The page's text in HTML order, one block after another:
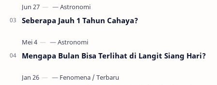
Seberapa Jauh 1 Tahun Cahaya?
Mengapa Bulan Bisa Terlihat di Langit Siang Hari?